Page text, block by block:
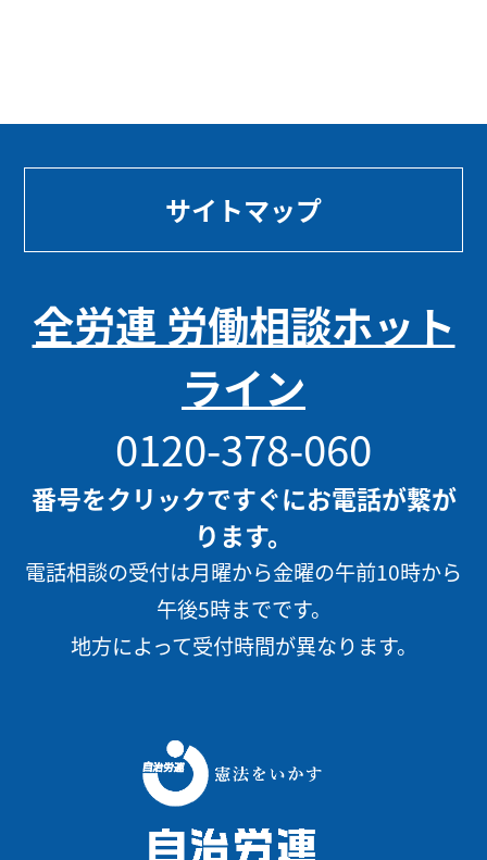
サイトマップ
全労連 労働相談ホット
ライン
0120-378-060
番号をクリックですぐにお電話が繋が
ります。
電話相談の受付は月曜から金曜の午前10時から
午後5時までです。
地方によって受付時間が異なります。